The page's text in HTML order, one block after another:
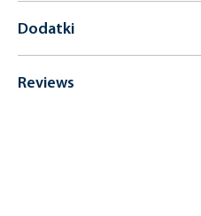
Dodatki
Reviews